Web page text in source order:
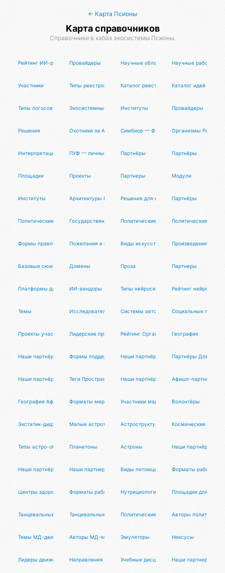
← Карта Псионы
Карта справочников
Справочники в хабах экосистемы Псионы.
Рейтинг ИИ-редакторов кода (IDE)
Провайдеры Научные области Научные работы
Участники Типы реестров советовКаталог реестров советовКаталог идей
Типы логосов Экосистемные логосыИнституты Провайдеры
Решения Охотники за Адской ПенойСимбиор — Фабрика ОМОрганизмы Разума
Интерпретации АкашиПУФ — личный циок Партнёры Партнёры
Площадки Проекты Партнеры Модули
Институты Архитектуры ПуфлераРешения для инференса нейросетей
Партнёры
Политические режимыГосударственные гео-модели
Политические роли Политические
Формы правления Пожелания и предложенияВиды искусств Произведения
Базовые сюжеты Домены Проза Партнеры
Платформы для ИИ-разработчиков
ИИ-вендоры Типы нейросетей Рейтинг нейросетей
Темы Исследователи Системы автоматизацииСоциальные
Проекты участниковЛидерские программыРейтинг Организаторов Афиста
География
Наши партнёры Формы поддержки Наши партнёры Партнёры Домиста
Наши партнёры Теги Пространств ДомистаНаши партнёры Афишл-партнёры
География Афиста ЛабФорматы мероприятийУчастники маркета Волонтёры
Экстатик-диджеи Малые астротела Астроструктуры Космические
Типы астро-объектовПланетоны Астроны Наши партнёры
Наши партнёры Наши партнеры Виды питомцев Форматы работы
Центры здоровья Форматы работы йога-мастеров
Нутрициологи Площадки для танц
Танцевальные проектыТанцевальные услугиПолитические темы Авторы
Темы МД-движения Авторы МД-контентаЭмуляторы Нексусы
Лидеры движения Направления коучингаУчебные дисциплиныНаши партнеры